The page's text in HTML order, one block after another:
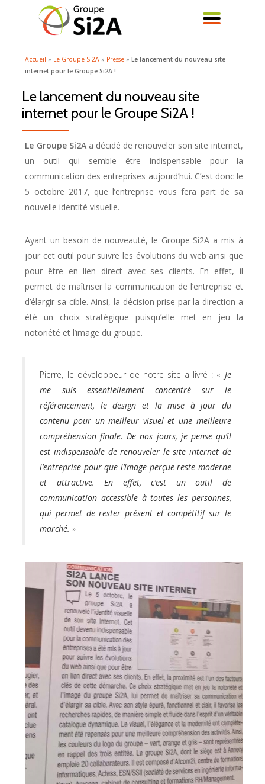
LA
Accueil » Le Groupe Si2A » Presse »Le lancement du nouveau site
internet pour le Groupe Si2A !
Le lancement du nouveau site
internet pour le Groupe Si2A !
Le Groupe Si2Aa décidé de renouveler son site internet,
un outil qui semble être indispensable pour la
communication des entreprises aujourd’hui. C’est donc le
5 octobre 2017, que l’entreprise vous fera part de sa
nouvelle identité visuelle.
Ayant un besoin de nouveauté, le Groupe Si2A a mis à
jour cet outil pour suivre les évolutions du web ainsi que
pour être en lien direct avec ses clients. En effet, il
permet de maîtriser la communication de l’entreprise et
d’élargir sa cible. Ainsi, la décision prise par la direction a
été un choix stratégique puisqu’elle met en jeu la
notoriété et l’image du groupe.
Pierre, le développeur de notre site a livré : « Je
me suis essentiellement concentré sur le
référencement, le design et la mise à jour du
contenu pour un meilleur visuel et une meilleure
compréhension finale. De nos jours, je pense qu’il
est indispensable de renouveler le site internet de
l’entreprise pour que l’image perçue reste moderne
et attractive. En effet, c’est un outil de
communication accessible à toutes les personnes,
qui permet de rester présent et compétitif sur le
marché. »